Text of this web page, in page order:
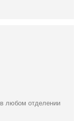
любом отделении